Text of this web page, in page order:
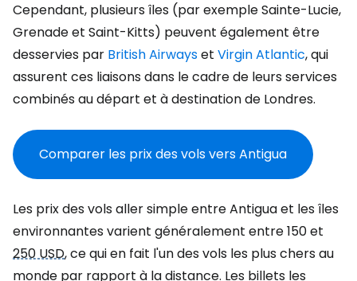
Cependant, plusieurs îles (par exemple Sainte-Lucie,
Grenade et Saint-Kitts) peuvent également être
desservies par British Airwayset Virgin Atlantic, qui
assurent ces liaisons dans le cadre de leurs services
combinés au départ et à destination de Londres.
Comparer les prix des vols vers Antigua
Les prix des vols aller simple entre Antigua et les îles
environnantes varient généralement entre 150 et
250 USD, ce qui en fait l'un des vols les plus chers au
monde par rapport à la distance. Les billets les